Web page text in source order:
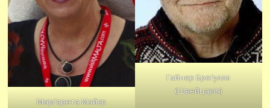
Марґарета Майєр
Гайнер Бреґулля
(Швейцарія)